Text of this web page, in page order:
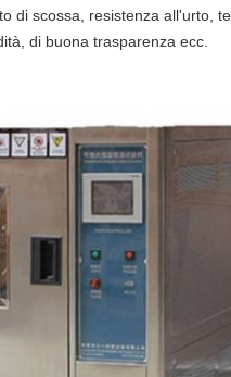
di scossa, resistenza all'urto,
di buona trasparenza ecc.